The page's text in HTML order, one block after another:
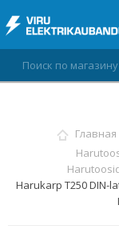
ВОЙТИ
СПИСОК
Главная
Harukarp T250 DIN-